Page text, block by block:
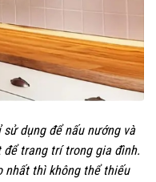
dụng để nấu nướng và
trang trí trong gia đình.
nhất thì không thể thiếu